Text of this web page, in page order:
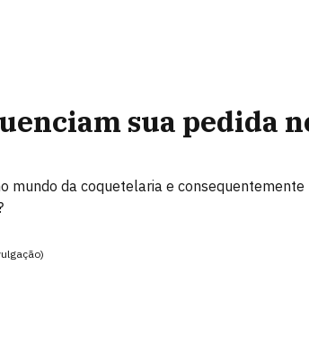
sua pedida
mundo da coquetelaria e consequentemente